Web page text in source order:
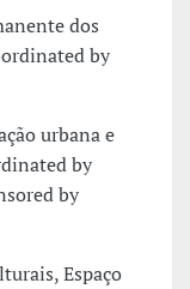
dos
by
urbana e
by
by
Espaço